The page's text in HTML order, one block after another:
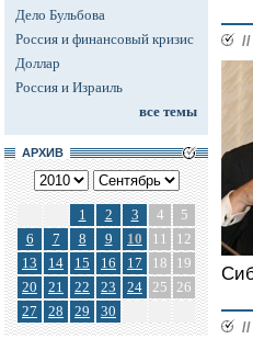
Дело Бульбова
Россия и финансовый кризис
Доллар
Россия и Израиль
все темы
АРХИВ
1 2 3 4
5
6
7 8 9 10 11
12
13
14 15 16 17 18
19
20
21 22 23 24 25 26
27
28 29 30
//
//